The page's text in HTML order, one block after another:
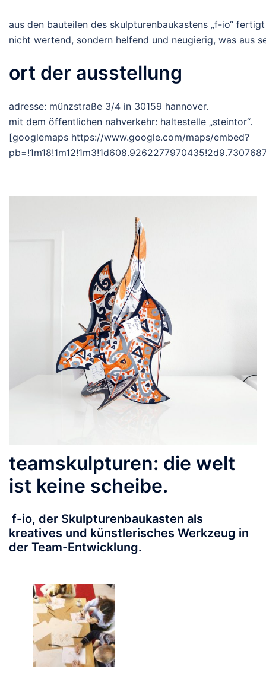
aus den bauteilen des skulpturenbaukastens „f-io“
nicht wertend, sondern helfend und neugierig, was aus
ort der ausstellung
adresse: münzstraße 3/4 in 30159 hannover.
mit dem öffentlichen nahverkehr: haltestelle „steintor“.
[googlemaps https://www.google.com/maps/embed?
teamskulpturen: die welt
ist keine scheibe.
f-io, der Skulpturenbaukasten als
kreatives und künstlerisches Werkzeug in
der Team-Entwicklung.